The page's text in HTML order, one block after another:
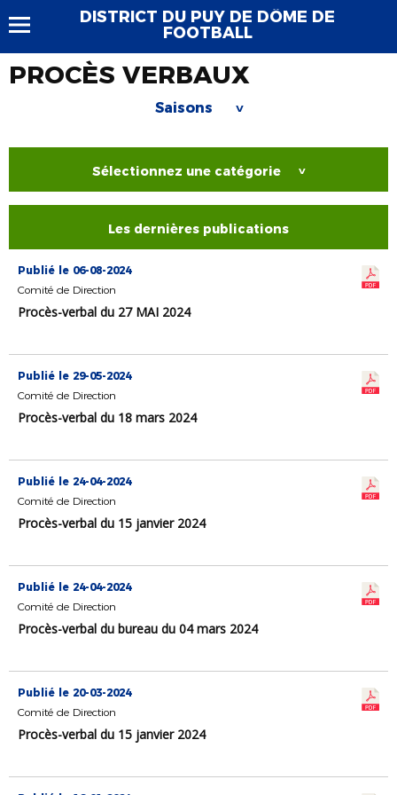
DISTRICT DU PUY DE DÔME DE
FOOTBALL
PROCÈS VERBAUX
Saisons >
Sélectionnez une catégorie >
Les dernières publications
Publié le 06-08-2024
Comité de Direction
Procès-verbal du 27 MAI 2024
Publié le 29-05-2024
Comité de Direction
Procès-verbal du 18 mars 2024
Publié le 24-04-2024
Comité de Direction
Procès-verbal du 15 janvier 2024
Publié le 24-04-2024
Comité de Direction
Procès-verbal du bureau du 04 mars 2024
Publié le 20-03-2024
Comité de Direction
Procès-verbal du 15 janvier 2024